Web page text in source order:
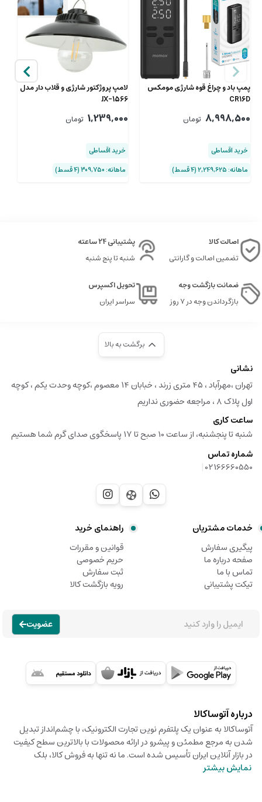
پمپ باد و چراغ قوه شارژی مومکس
CR16D
8,998,500 تومان
خرید اقساطی
ماهانه: 2,249,625 (۴ قسط)
لامپ پروژکتور شارژی و قلاب دار مدل
JX-1566
1,239,000 تومان
خرید اقساطی
ماهانه: 309,750 (۴ قسط)
اصالت کالا
تضمین اصالت و گارانتی
پشتیبانی 24 ساعته
شنبه تا پنج شنبه
ضمانت بازگشت وجه
بازگرداندن وجه در ۷ روز
تحویل اکسپرس
سراسر ایران
برگشت به بالا
نشانی
تهران ،مهرآباد ، ۴۵ متری زرند ، خبابان ۱۴ معصوم ،کوچه وحدت یکم ، کوچه
اول پلاک ۸ ، مراجعه حضوری نداریم
ساعت کاری
شنبه تا پنجشنبه، از ساعت 10 صبح تا 17 پاسخگوی صدای گرم شما هستیم
شماره تماس
02166660550
|
خدمات مشتریان
پیگیری سفارش
صفحه درباره ما
تماس با ما
تیکت پشتیبانی
راهنمای خرید
قوانین و مقررات
حریم خصوصی
ثبت سفارش
رویه بازگشت کالا
عضویت
درباره آتوساکالا
آتوساکالا به عنوان یک پلتفرم نوین تجارت الکترونیک، با چشم‌انداز تبدیل
شدن به مرجع مطمئن و پیشرو در ارائه محصولات با بالاترین سطح کیفیت
در بازار آنلاین ایران تأسیس شده است. ما نه تنها به فروش کالا، بلک
نمایش بیشتر